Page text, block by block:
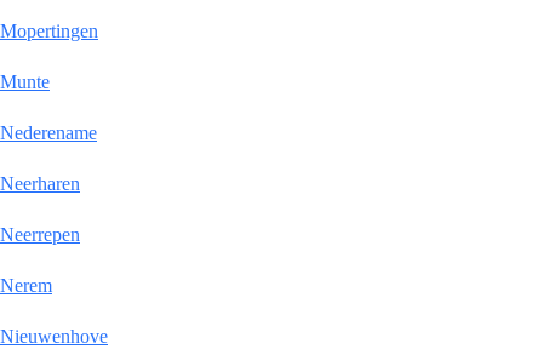
Mopertingen
Munte
Nederename
Neerharen
Neerrepen
Nerem
Nieuwenhove